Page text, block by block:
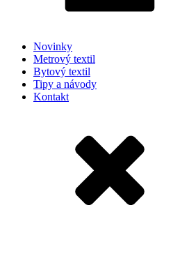
Novinky
Metrový textil
Bytový textil
Tipy a návody
Kontakt